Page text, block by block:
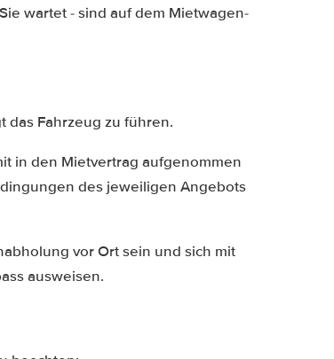
wartet - sind auf dem Mietwagen-
das Fahrzeug zu führen.
in den Mietvertrag aufgenommen
des jeweiligen Angebots
vor Ort sein und sich mit
ausweisen.